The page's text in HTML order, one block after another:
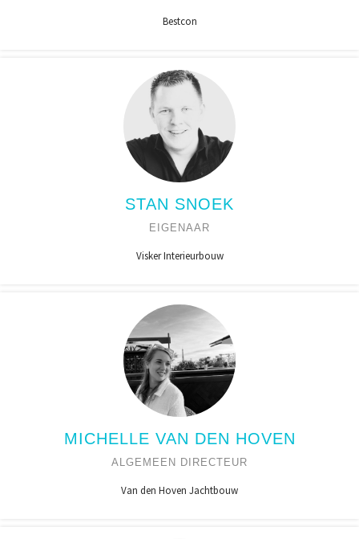
Bestcon
STAN SNOEK
EIGENAAR
Visker Interieurbouw
MICHELLE VAN DEN HOVEN
ALGEMEEN DIRECTEUR
Van den Hoven Jachtbouw